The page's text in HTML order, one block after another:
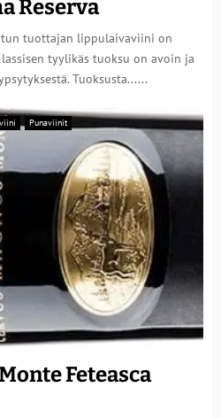
Reserva
tuottajan lippulaivaviini on
tyylikäs tuoksu on avoin ja
Tuoksusta......
Punaviinit
Feteasca